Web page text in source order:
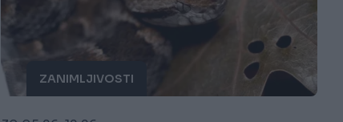
ZANIMLJIVOSTI